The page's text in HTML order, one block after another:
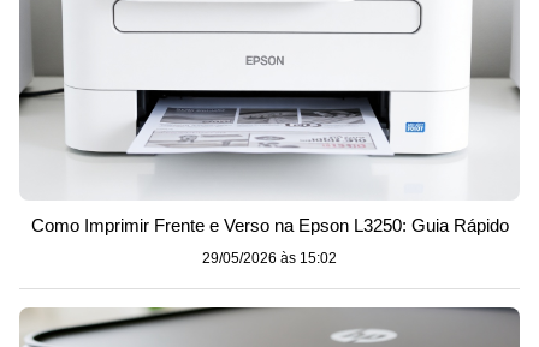
Como Imprimir Frente e Verso na Epson L3250: Guia Rápido
29/05/2026 às 15:02